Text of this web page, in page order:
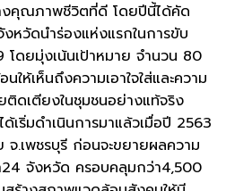
งคุณภาพชีวิตที่ดี โดยปีนี้ได้คัด
งหวัดนำร่องแห่งแรกในการขับ
โดยมุ่งเน้นเป้าหมาย จำนวน 80
ให้เห็นถึงความเอาใจใส่และความ
ดเตียงในชุมชนอย่างแท้จริง
เริ่มดำเนินการมาแล้วเมื่อปี 2563
จ.เพชรบุรี ก่อนจะขยายผลความ
จังหวัด ครอบคลุมกว่า4,500